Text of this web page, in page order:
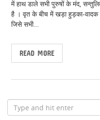
में हाथ डाले सभी पुरुषों के मंद,
है । वृत के बीच में खड़ा हुड़का-वादक
जिसे सभी…
READ MORE